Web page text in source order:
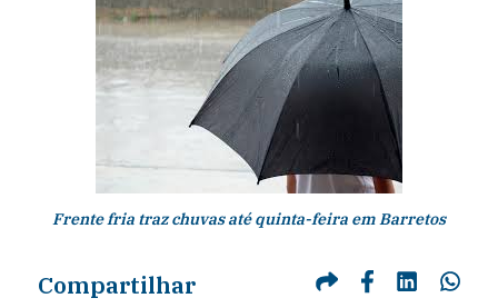
Frente fria traz chuvas até quinta-feira em Barretos
Compartilhar